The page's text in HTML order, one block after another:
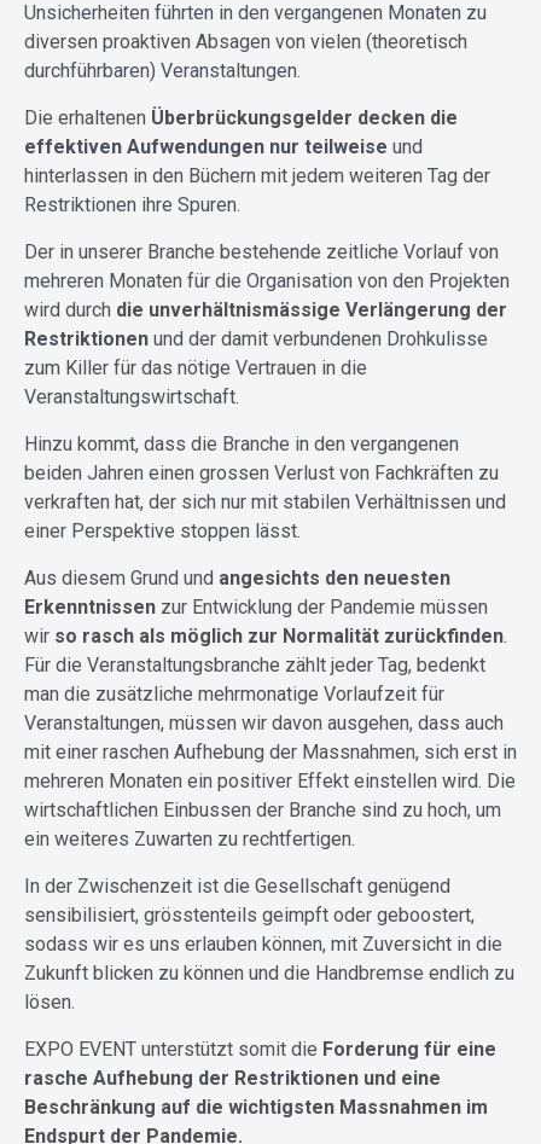
Unsicherheiten führten in den vergangenen Monaten zu
diversen proaktiven Absagen von vielen (theoretisch
durchführbaren) Veranstaltungen.
Die erhaltenen Überbrückungsgelder decken die
effektiven Aufwendungen nur teilweise und
hinterlassen in den Büchern mit jedem weiteren Tag der
Restriktionen ihre Spuren.
Der in unserer Branche bestehende zeitliche Vorlauf von
mehreren Monaten für die Organisation von den Projekten
wird durch die unverhältnismässige Verlängerung der
Restriktionen und der damit verbundenen Drohkulisse
zum Killer für das nötige Vertrauen in die
Veranstaltungswirtschaft.
Hinzu kommt, dass die Branche in den vergangenen
beiden Jahren einen grossen Verlust von Fachkräften zu
verkraften hat, der sich nur mit stabilen Verhältnissen und
einer Perspektive stoppen lässt.
Aus diesem Grund und angesichts den neuesten
Erkenntnissen zur Entwicklung der Pandemie müssen
wir so rasch als möglich zur Normalität zurückfinden.
Für die Veranstaltungsbranche zählt jeder Tag, bedenkt
man die zusätzliche mehrmonatige Vorlaufzeit für
Veranstaltungen, müssen wir davon ausgehen, dass auch
mit einer raschen Aufhebung der Massnahmen, sich erst in
mehreren Monaten ein positiver Effekt einstellen wird. Die
wirtschaftlichen Einbussen der Branche sind zu hoch, um
ein weiteres Zuwarten zu rechtfertigen.
In der Zwischenzeit ist die Gesellschaft genügend
sensibilisiert, grösstenteils geimpft oder geboostert,
sodass wir es uns erlauben können, mit Zuversicht in die
Zukunft blicken zu können und die Handbremse endlich zu
lösen.
EXPO EVENT unterstützt somit die Forderung für eine
rasche Aufhebung der Restriktionen und eine
Beschränkung auf die wichtigsten Massnahmen im
Endspurt der Pandemie.